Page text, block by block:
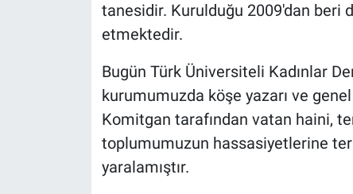
tanesidir. Kurulduğu 2009'dan beri
etmektedir.
Bugün Türk Üniversiteli Kadınlar
kurumumuzda köşe yazarı ve
Komitgan tarafından vatan haini,
toplumumuzun hassasiyetlerine
yaralamıştır.